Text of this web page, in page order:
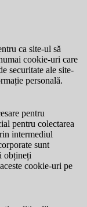
ca site-ul să
cookie-uri care
securitate ale site-
personală.
pentru
pentru colectarea
intermediul
sunt
obțineți
cookie-uri pe